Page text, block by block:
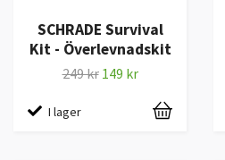
SCHRADE Survival
Kit - Överlevnadskit
249 kr 149 kr
I lager